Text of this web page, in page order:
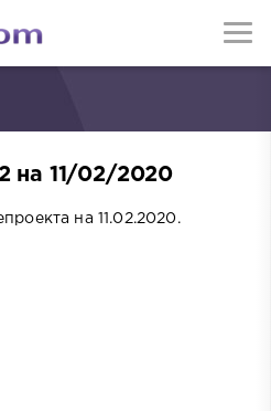
на 11/02/2020
на 11.02.2020.